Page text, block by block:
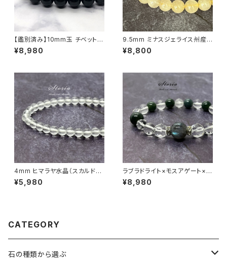
【鑑別済み】10mm玉 チベット産
モリオン（黒水晶/ケアンゴーム）
ブレスレット
¥8,980
9.5mm ミナスジェライス州産
ゴールデン ルチルクォーツ ブレ
スレット【鑑別済み・画像現物・R
¥8,800
4mm ヒマラヤ水晶（スカルドゥ
産）ブレスレット
¥5,980
ラブラドライト×モスアゲート×ヒ
マラヤ水晶ブレスレット
¥8,980
CATEGORY
石の種類から選ぶ